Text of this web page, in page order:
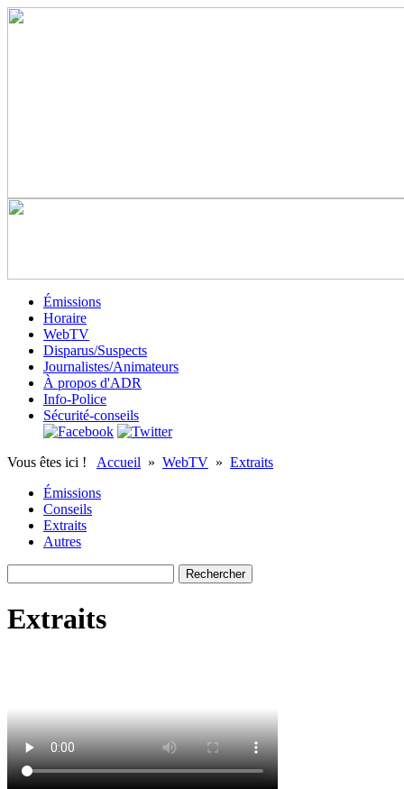
Émissions
Horaire
WebTV
Disparus/Suspects
Journalistes/Animateurs
À propos d'ADR
Info-Police
Sécurité-conseils
Vous êtes ici ! Accueil » WebTV » Extraits
Émissions
Conseils
Extraits
Autres
Extraits